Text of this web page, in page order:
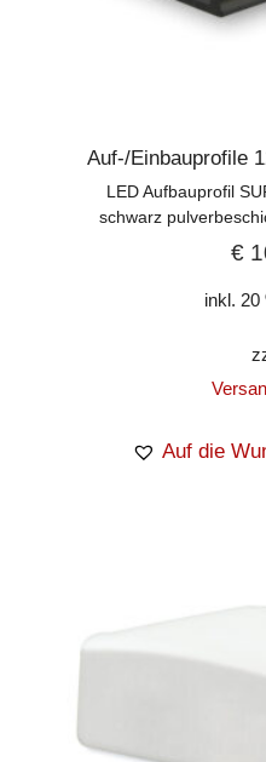
Auf-/Einbauprofile
LED Aufbauprofil
schwarz
€
inkl. 20
Auf die